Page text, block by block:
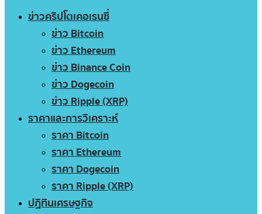
ข่าวคริปโตเคอเรนซี่
ข่าว Bitcoin
ข่าว Ethereum
ข่าว Binance Coin
ข่าว Dogecoin
ข่าว Ripple (XRP)
ราคาและการวิเคราะห์
ราคา Bitcoin
ราคา Ethereum
ราคา Dogecoin
ราคา Ripple (XRP)
ปฏิทินเศรษฐกิจ